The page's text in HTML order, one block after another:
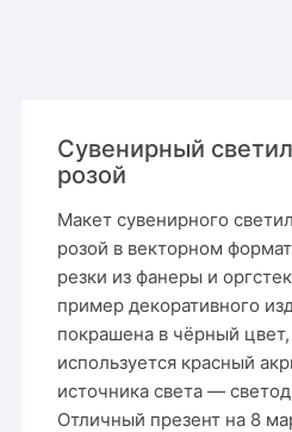
Сувенирный
розой
Макет сувенирного
розой в векторном
резки из фанеры и
пример декоративного
покрашена в чёрный цвет,
используется красный
источника света —
Отличный презент на 8